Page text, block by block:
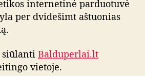
n
g
ž
v
internetinė parduotuvė
per dvidešimt aštuonias
siūlanti Balduperlai.lt
vietoje.